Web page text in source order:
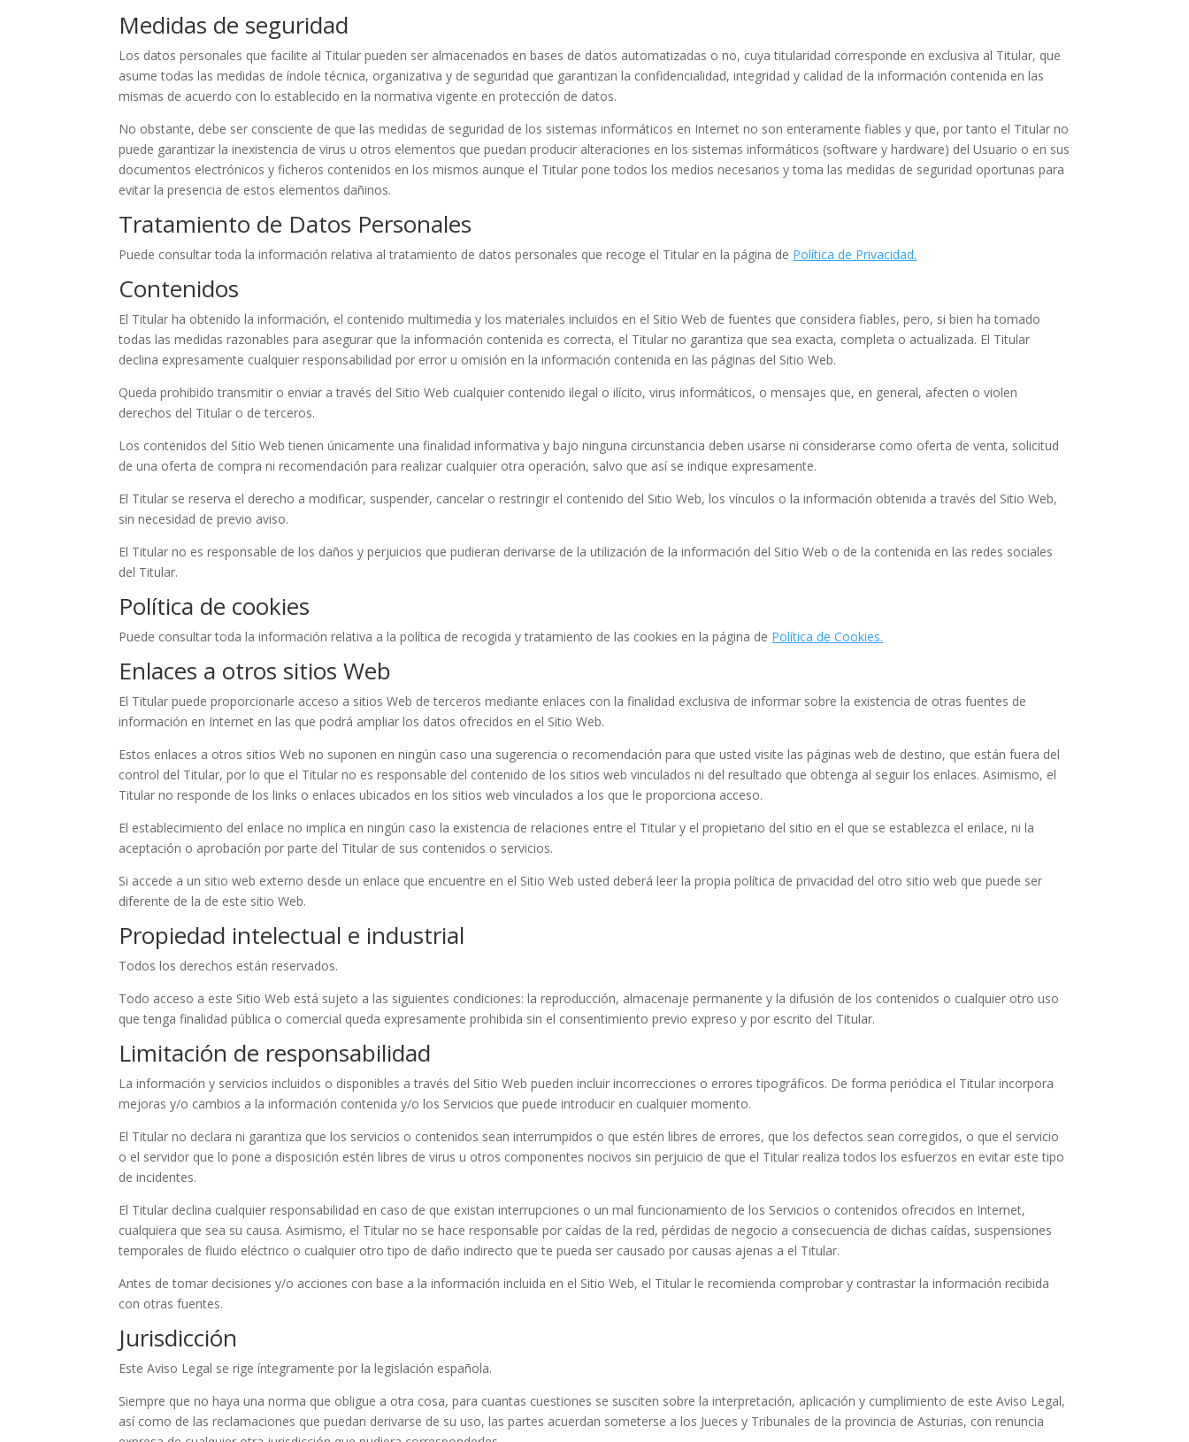
Medidas de seguridad
Los datos personales que facilite al Titular pueden ser almacenados en bases de datos automatizadas o no, cuya titularidad corresponde en exclusiva al Titular, que
asume todas las medidas de índole técnica, organizativa y de seguridad que garantizan la confidencialidad, integridad y calidad de la información contenida en las
mismas de acuerdo con lo establecido en la normativa vigente en protección de datos.
No obstante, debe ser consciente de que las medidas de seguridad de los sistemas informáticos en Internet no son enteramente fiables y que, por tanto el Titular no
puede garantizar la inexistencia de virus u otros elementos que puedan producir alteraciones en los sistemas informáticos (software y hardware) del Usuario o en sus
documentos electrónicos y ficheros contenidos en los mismos aunque el Titular pone todos los medios necesarios y toma las medidas de seguridad oportunas para
evitar la presencia de estos elementos dañinos.
Tratamiento de Datos Personales
Puede consultar toda la información relativa al tratamiento de datos personales que recoge el Titular en la página de Política de Privacidad.
Contenidos
El Titular ha obtenido la información, el contenido multimedia y los materiales incluidos en el Sitio Web de fuentes que considera fiables, pero, si bien ha tomado
todas las medidas razonables para asegurar que la información contenida es correcta, el Titular no garantiza que sea exacta, completa o actualizada. El Titular
declina expresamente cualquier responsabilidad por error u omisión en la información contenida en las páginas del Sitio Web.
Queda prohibido transmitir o enviar a través del Sitio Web cualquier contenido ilegal o ilícito, virus informáticos, o mensajes que, en general, afecten o violen
derechos del Titular o de terceros.
Los contenidos del Sitio Web tienen únicamente una finalidad informativa y bajo ninguna circunstancia deben usarse ni considerarse como oferta de venta, solicitud
de una oferta de compra ni recomendación para realizar cualquier otra operación, salvo que así se indique expresamente.
El Titular se reserva el derecho a modificar, suspender, cancelar o restringir el contenido del Sitio Web, los vínculos o la información obtenida a través del Sitio Web,
sin necesidad de previo aviso.
El Titular no es responsable de los daños y perjuicios que pudieran derivarse de la utilización de la información del Sitio Web o de la contenida en las redes sociales
del Titular.
Política de cookies
Puede consultar toda la información relativa a la política de recogida y tratamiento de las cookies en la página de Política de Cookies.
Enlaces a otros sitios Web
El Titular puede proporcionarle acceso a sitios Web de terceros mediante enlaces con la finalidad exclusiva de informar sobre la existencia de otras fuentes de
información en Internet en las que podrá ampliar los datos ofrecidos en el Sitio Web.
Estos enlaces a otros sitios Web no suponen en ningún caso una sugerencia o recomendación para que usted visite las páginas web de destino, que están fuera del
control del Titular, por lo que el Titular no es responsable del contenido de los sitios web vinculados ni del resultado que obtenga al seguir los enlaces. Asimismo, el
Titular no responde de los links o enlaces ubicados en los sitios web vinculados a los que le proporciona acceso.
El establecimiento del enlace no implica en ningún caso la existencia de relaciones entre el Titular y el propietario del sitio en el que se establezca el enlace, ni la
aceptación o aprobación por parte del Titular de sus contenidos o servicios.
Si accede a un sitio web externo desde un enlace que encuentre en el Sitio Web usted deberá leer la propia política de privacidad del otro sitio web que puede ser
diferente de la de este sitio Web.
Propiedad intelectual e industrial
Todos los derechos están reservados.
Todo acceso a este Sitio Web está sujeto a las siguientes condiciones: la reproducción, almacenaje permanente y la difusión de los contenidos o cualquier otro uso
que tenga finalidad pública o comercial queda expresamente prohibida sin el consentimiento previo expreso y por escrito del Titular.
Limitación de responsabilidad
La información y servicios incluidos o disponibles a través del Sitio Web pueden incluir incorrecciones o errores tipográficos. De forma periódica el Titular incorpora
mejoras y/o cambios a la información contenida y/o los Servicios que puede introducir en cualquier momento.
El Titular no declara ni garantiza que los servicios o contenidos sean interrumpidos o que estén libres de errores, que los defectos sean corregidos, o que el servicio
o el servidor que lo pone a disposición estén libres de virus u otros componentes nocivos sin perjuicio de que el Titular realiza todos los esfuerzos en evitar este tipo
de incidentes.
El Titular declina cualquier responsabilidad en caso de que existan interrupciones o un mal funcionamiento de los Servicios o contenidos ofrecidos en Internet,
cualquiera que sea su causa. Asimismo, el Titular no se hace responsable por caídas de la red, pérdidas de negocio a consecuencia de dichas caídas, suspensiones
temporales de fluido eléctrico o cualquier otro tipo de daño indirecto que te pueda ser causado por causas ajenas a el Titular.
Antes de tomar decisiones y/o acciones con base a la información incluida en el Sitio Web, el Titular le recomienda comprobar y contrastar la información recibida
con otras fuentes.
Jurisdicción
Este Aviso Legal se rige íntegramente por la legislación española.
Siempre que no haya una norma que obligue a otra cosa, para cuantas cuestiones se susciten sobre la interpretación, aplicación y cumplimiento de este Aviso Legal,
así como de las reclamaciones que puedan derivarse de su uso, las partes acuerdan someterse a los Jueces y Tribunales de la provincia de Asturias, con renuncia